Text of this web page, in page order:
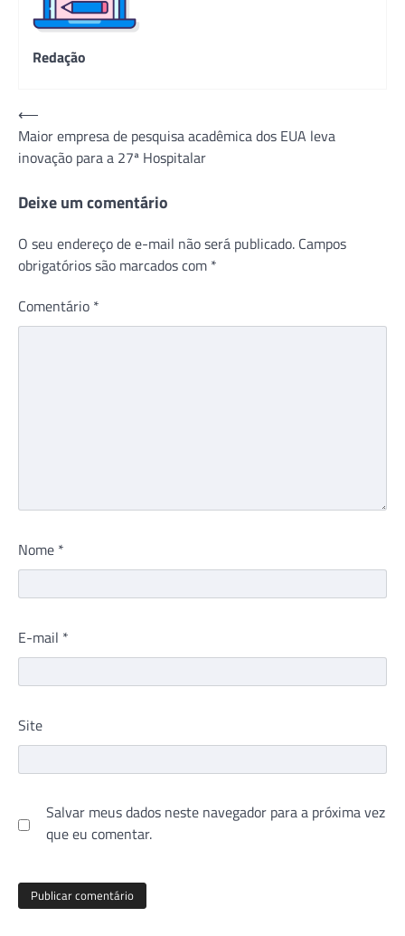
Redação
Navegação
de
Post
⟵
Maior empresa de pesquisa acadêmica dos EUA leva
inovação para a 27ª Hospitalar
Deixe um comentário
O seu endereço de e-mail não será publicado. Campos
obrigatórios são marcados com *
Comentário *
Nome *
E-mail *
Site
Salvar meus dados neste navegador para a próxima vez
que eu comentar.